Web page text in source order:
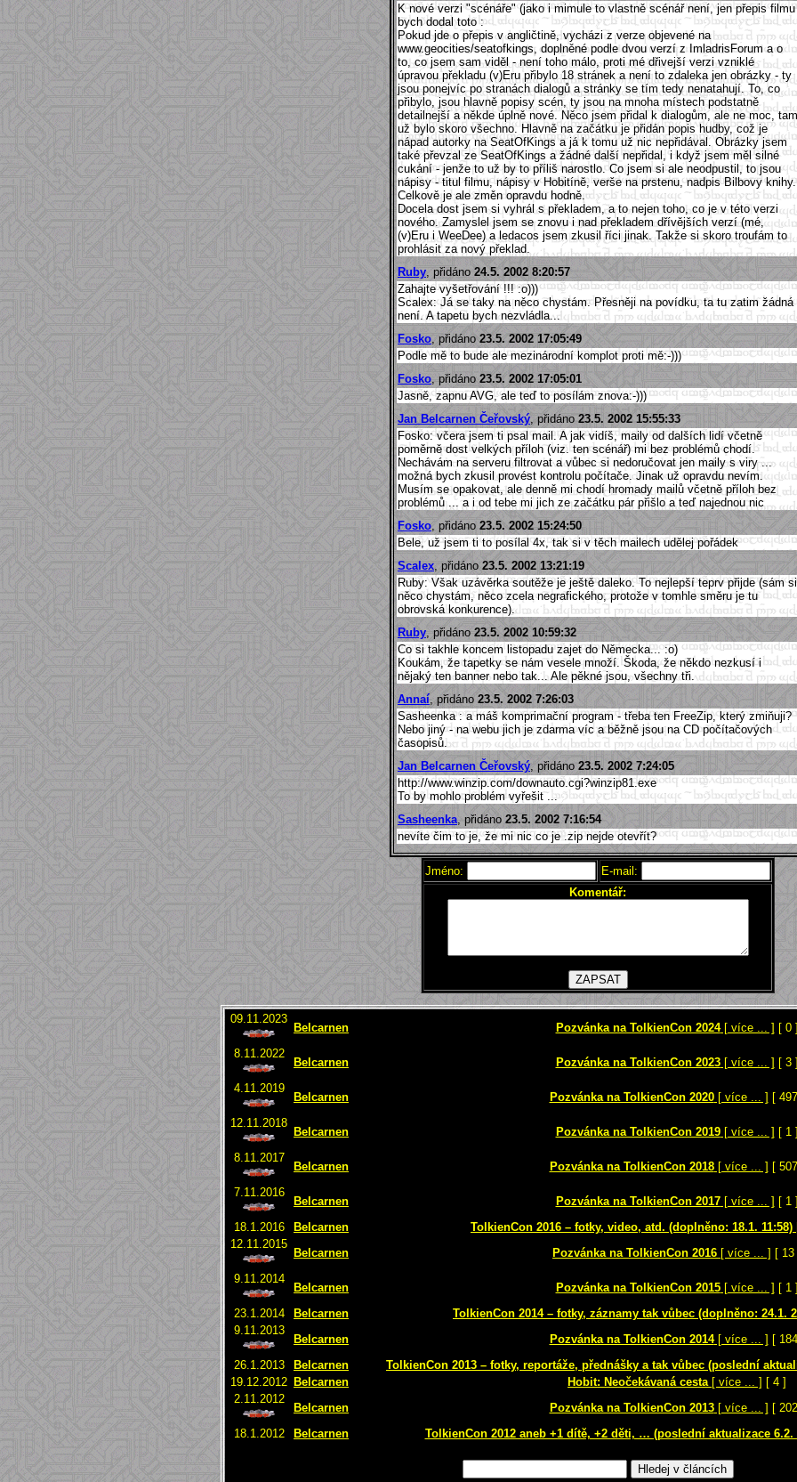
K nové verzi "scénáře" (jako i mimule to vlastně scénář není, jen přepis filmu
bych dodal toto :
Pokud jde o přepis v angličtině, vycházi z verze objevené na
www.geocities/seatofkings, doplněné podle dvou verzí z ImladrisForum a o
to, co jsem sam viděl - není toho málo, proti mé dřivejší verzi vzniklé
úpravou překladu (v)Eru přibylo 18 stránek a není to zdaleka jen obrázky - ty
jsou ponejvíc po stranách dialogů a stránky se tím tedy nenatahují. To, co
přibylo, jsou hlavně popisy scén, ty jsou na mnoha místech podstatně
detailnejší a někde úplně nové. Něco jsem přidal k dialogům, ale ne moc, tam
už bylo skoro všechno. Hlavně na začátku je přidán popis hudby, což je
nápad autorky na SeatOfKings a já k tomu už nic nepřidával. Obrázky jsem
také převzal ze SeatOfKings a žádné další nepřidal, i když jsem měl silné
cukání - jenže to už by to příliš narostlo. Co jsem si ale neodpustil, to jsou
nápisy - titul filmu, nápisy v Hobitíně, verše na prstenu, nadpis Bilbovy knihy.
Celkově je ale změn opravdu hodně.
Docela dost jsem si vyhrál s překladem, a to nejen toho, co je v této verzi
nového. Zamyslel jsem se znovu i nad překladem dřívějších verzí (mé,
(v)Eru i WeeDee) a ledacos jsem zkusil říci jinak. Takže si skoro troufám to
prohlásit za nový překlad.
Ruby , přidáno 24.5. 2002 8:20:57
Zahajte vyšetřování !!! :o)))
Scalex: Já se taky na něco chystám. Přesněji na povídku, ta tu zatim žádná
není. A tapetu bych nezvládla...
Fosko , přidáno 23.5. 2002 17:05:49
Podle mě to bude ale mezinárodní komplot proti mě:-)))
Fosko , přidáno 23.5. 2002 17:05:01
Jasně, zapnu AVG, ale teď to posílám znova:-)))
Jan Belcarnen Čeřovský , přidáno 23.5. 2002 15:55:33
Fosko: včera jsem ti psal mail. A jak vidíš, maily od dalších lidí včetně
poměrně dost velkých příloh (viz. ten scénář) mi bez problémů chodí.
Nechávám na serveru filtrovat a vůbec si nedoručovat jen maily s viry ...
možná bych zkusil provést kontrolu počítače. Jinak už opravdu nevím.
Musím se opakovat, ale denně mi chodí hromady mailů včetně příloh bez
problémů ... a i od tebe mi jich ze začátku pár přišlo a teď najednou nic
Fosko , přidáno 23.5. 2002 15:24:50
Bele, už jsem ti to posílal 4x, tak si v těch mailech udělej pořádek
Scalex , přidáno 23.5. 2002 13:21:19
Ruby: Však uzávěrka soutěže je ještě daleko. To nejlepší teprv přijde (sám si
něco chystám, něco zcela negrafického, protože v tomhle směru je tu
obrovská konkurence).
Ruby , přidáno 23.5. 2002 10:59:32
Co si takhle koncem listopadu zajet do Německa... :o)
Koukám, že tapetky se nám vesele množí. Škoda, že někdo nezkusí i
nějaký ten banner nebo tak... Ale pěkné jsou, všechny tři.
Annaí , přidáno 23.5. 2002 7:26:03
Sasheenka : a máš komprimační program - třeba ten FreeZip, který zmiňuji?
Nebo jiný - na webu jich je zdarma víc a běžně jsou na CD počítačových
časopisů.
Jan Belcarnen Čeřovský , přidáno 23.5. 2002 7:24:05
http://www.winzip.com/downauto.cgi?winzip81.exe
To by mohlo problém vyřešit ...
Sasheenka , přidáno 23.5. 2002 7:16:54
nevíte čim to je, že mi nic co je .zip nejde otevřít?
Jméno:
E-mail:
Komentář:
09.11.2023
Belcarnen Pozvánka na TolkienCon 2024[ více ... ] [ 0
8.11.2022
Belcarnen Pozvánka na TolkienCon 2023[ více ... ] [ 3
4.11.2019
Belcarnen Pozvánka na TolkienCon 2020[ více ... ] [
12.11.2018
Belcarnen Pozvánka na TolkienCon 2019[ více ... ] [ 1
8.11.2017
Belcarnen Pozvánka na TolkienCon 2018[ více ... ] [
7.11.2016
Belcarnen Pozvánka na TolkienCon 2017[ více ... ] [ 1
18.1.2016
Belcarnen TolkienCon 2016 – fotky, video, atd. (doplněno: 18.1. 11:58)
12.11.2015
Belcarnen Pozvánka na TolkienCon 2016 [ více ... ] [ 13
9.11.2014
Belcarnen Pozvánka na TolkienCon 2015[ více ... ] [ 1
23.1.2014
Belcarnen
TolkienCon 2014 – fotky, záznamy tak vůbec (doplněno: 24.1.
9.11.2013
Belcarnen Pozvánka na TolkienCon 2014[ více ... ] [
26.1.2013
Belcarnen
TolkienCon 2013 – fotky, reportáže, přednášky a tak vůbec (poslední
19.12.2012 Belcarnen Hobit: Neočekávaná cesta [ více ... ] [ 4 ]
2.11.2012
Belcarnen Pozvánka na TolkienCon 2013[ více ... ] [
18.1.2012
Belcarnen TolkienCon 2012 aneb +1 dítě, +2 děti, … (poslední aktualizace 6.2.